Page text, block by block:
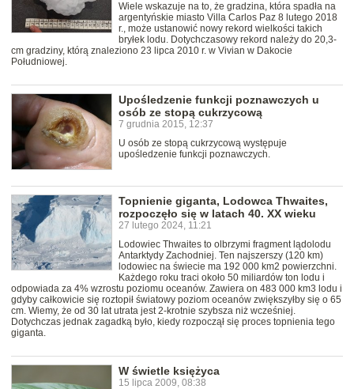
Wiele wskazuje na to, że gradzina, która spadła na
argentyńskie miasto Villa Carlos Paz 8 lutego 2018
r., może ustanowić nowy rekord wielkości takich
bryłek lodu. Dotychczasowy rekord należy do 20,3-
cm gradziny, którą znaleziono 23 lipca 2010 r. w Vivian w Dakocie
Południowej.
Upośledzenie funkcji poznawczych u
osób ze stopą cukrzycową
7 grudnia 2015, 12:37
U osób ze stopą cukrzycową występuje
upośledzenie funkcji poznawczych.
Topnienie giganta, Lodowca Thwaites,
rozpoczęło się w latach 40. XX wieku
27 lutego 2024, 11:21
Lodowiec Thwaites to olbrzymi fragment lądolodu
Antarktydy Zachodniej. Ten najszerszy (120 km)
lodowiec na świecie ma 192 000 km2 powierzchni.
Każdego roku traci około 50 miliardów ton lodu i
odpowiada za 4% wzrostu poziomu oceanów. Zawiera on 483 000 km3 lodu i
gdyby całkowicie się roztopił światowy poziom oceanów zwiększyłby się o 65
cm. Wiemy, że od 30 lat utrata jest 2-krotnie szybsza niż wcześniej.
Dotychczas jednak zagadką było, kiedy rozpoczął się proces topnienia tego
giganta.
W świetle księżyca
15 lipca 2009, 08:38